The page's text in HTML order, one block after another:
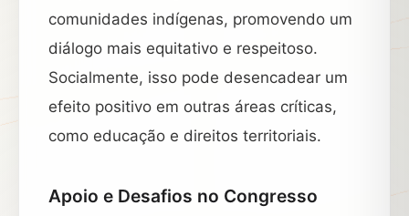
comunidades indígenas, promovendo um
diálogo mais equitativo e respeitoso.
Socialmente, isso pode desencadear um
efeito positivo em outras áreas críticas,
como educação e direitos territoriais.
Apoio e Desafios no Congresso